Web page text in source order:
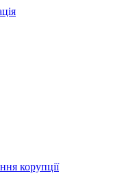
корупції